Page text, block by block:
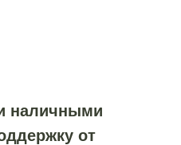
наличными
от